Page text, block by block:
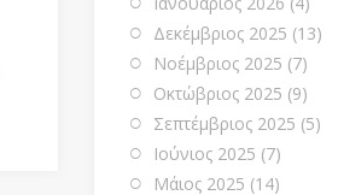
Δεκέμβριος 2025 (13)
Νοέμβριος 2025 (7)
Οκτώβριος 2025 (9)
Σεπτέμβριος 2025 (5)
Ιούνιος 2025 (7)
Μάιος 2025 (14)